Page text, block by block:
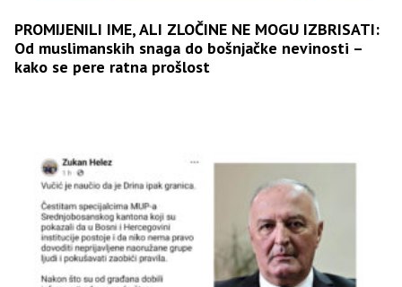
PROMIJENILI IME, ALI ZLOČINE NE MOGU IZBRISATI:
Od muslimanskih snaga do bošnjačke nevinosti –
kako se pere ratna prošlost